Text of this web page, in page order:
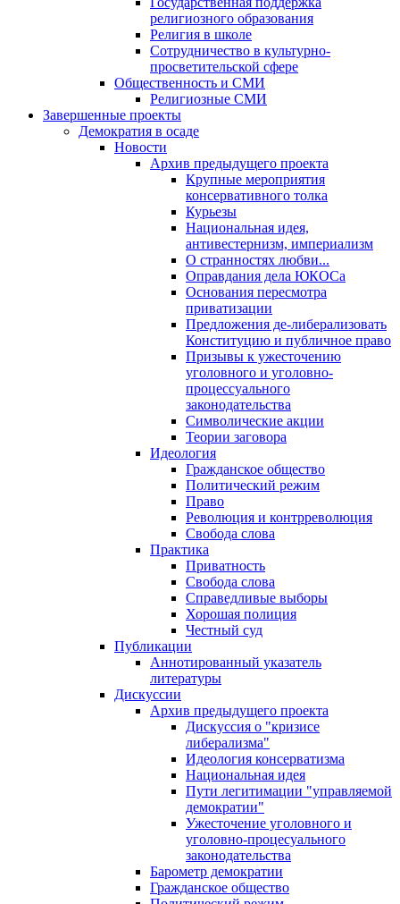
религиозного образования
Религия в школе
Сотрудничество в культурно-
просветительской сфере
Общественность и СМИ
Религиозные СМИ
Завершенные проекты
Демократия в осаде
Новости
Архив предыдущего проекта
Крупные мероприятия
консервативного толка
Курьезы
Национальная идея,
антивестернизм, империализм
О странностях любви...
Оправдания дела ЮКОСа
Основания пересмотра
приватизации
Предложения де-либерализовать
Конституцию и публичное право
Призывы к ужесточению
уголовного и уголовно-
процессуального
законодательства
Символические акции
Теории заговора
Идеология
Гражданское общество
Политический режим
Право
Революция и контрреволюция
Свобода слова
Практика
Приватность
Свобода слова
Справедливые выборы
Хорошая полиция
Честный суд
Публикации
Аннотированный указатель
литературы
Дискуссии
Архив предыдущего проекта
Дискуссия о "кризисе
либерализма"
Идеология консерватизма
Национальная идея
Пути легитимации "управляемой
демократии"
Ужесточение уголовного и
уголовно-процесуального
законодательства
Барометр демократии
Гражданское общество